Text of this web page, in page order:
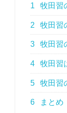
1 牧田習
2 牧田習
3 牧田習
4 牧田習
5 牧田習
6 まとめ